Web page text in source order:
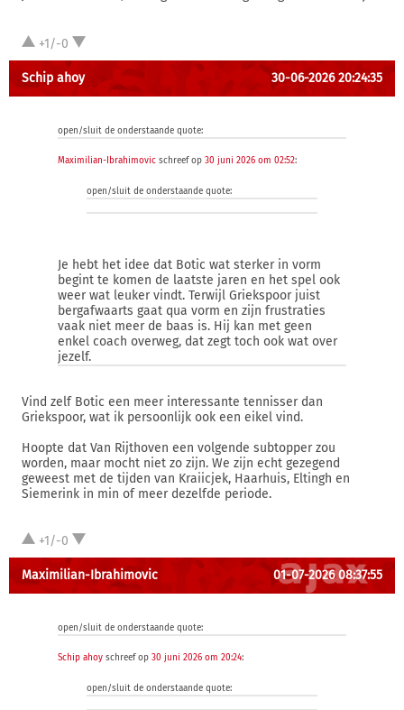
+1/-0
Schip ahoy 30-06-2026 20:24:35
open/sluit de onderstaande quote:
Maximilian-Ibrahimovic schreef op 30 juni 2026 om 02:52:
open/sluit de onderstaande quote:
Je hebt het idee dat Botic wat sterker in vorm
begint te komen de laatste jaren en het spel ook
weer wat leuker vindt. Terwijl Griekspoor juist
bergafwaarts gaat qua vorm en zijn frustraties
vaak niet meer de baas is. Hij kan met geen
enkel coach overweg, dat zegt toch ook wat over
jezelf.
Vind zelf Botic een meer interessante tennisser dan
Griekspoor, wat ik persoonlijk ook een eikel vind.
Hoopte dat Van Rijthoven een volgende subtopper zou
worden, maar mocht niet zo zijn. We zijn echt gezegend
geweest met de tijden van Kraiicjek, Haarhuis, Eltingh en
Siemerink in min of meer dezelfde periode.
+1/-0
Maximilian-Ibrahimovic 01-07-2026 08:37:55
open/sluit de onderstaande quote:
Schip ahoy schreef op 30 juni 2026 om 20:24:
open/sluit de onderstaande quote: